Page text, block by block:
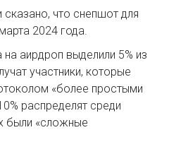
что снепшот для
2024 года.
аирдроп выделили 5% из
участники, которые
«более простыми
распределят среди
были «сложные